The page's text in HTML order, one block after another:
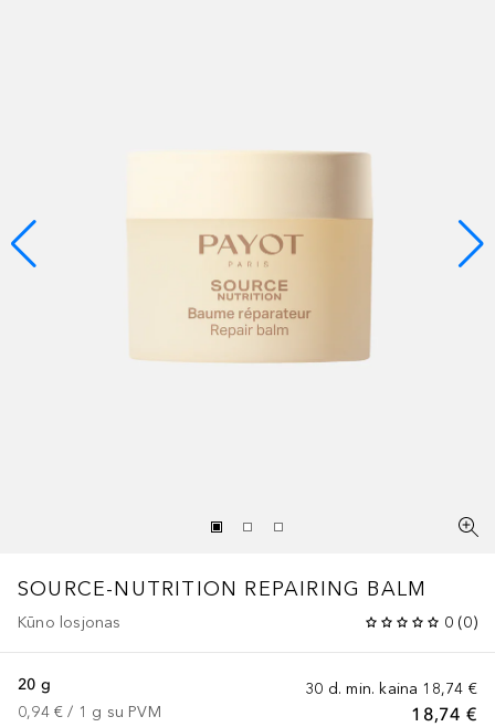
SOURCE-NUTRITION REPAIRING BALM
Kūno losjonas 0 (0)
30 d. min. kaina 18,74 €
18,74 €
20 g
0,94 € / 1 g su PVM